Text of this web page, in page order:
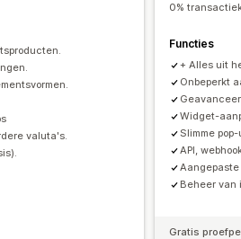
betaling
Dynamische prijzen
valuta's.
0%
Functies
+ Alles uit
Onbeperkt
Widget-
Slimme
API,
Beheer van
Gratis